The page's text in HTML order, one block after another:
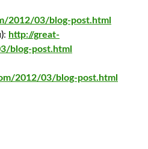
2012/03/blog-post.html
: http://great-
blog-post.html
2012/03/blog-post.html